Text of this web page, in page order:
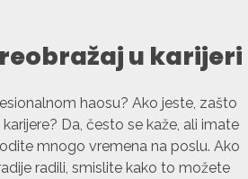
u karijeri
haosu? Ako jeste, zašto
Da, često se kaže, ali imate
mnogo vremena na poslu. Ako
radili, smislite kako to možete